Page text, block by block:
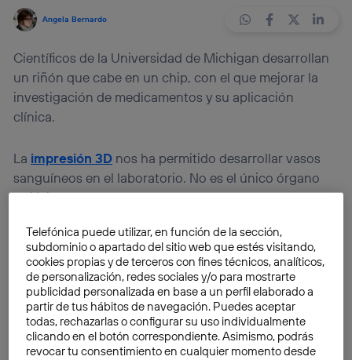
Angela Bernardo
Científicos de la Universidad de Michigan desarrollan
un riñón que cabe en un chip, con el que mejorar la
investigación de medicamentos y su aplicación
clínica.
La impresión 3D nos ha permitido desarrollar vasos
sanguíneos en el laboratorio. No es el único órgano
artificial que el ser humano ha logrado crear fuera del
fabricación de «minihígados«, que nos permiten soñar
con un futuro donde podamos generarórganos o
tejidos a la carta. Y aunque este objetivo está lejos de
convertirse en la realidad, las investigaciones tratan
de avanzar para mejorar los trasplantes y otras áreas
de la medicina.
Telefónica puede utilizar, en función de la sección,
subdominio o apartado del sitio web que estés visitando,
cookies propias y de terceros con fines técnicos, analíticos,
de personalización, redes sociales y/o para mostrarte
publicidad personalizada en base a un perfil elaborado a
partir de tus hábitos de navegación. Puedes aceptar
todas, rechazarlas o configurar su uso individualmente
clicando en el botón correspondiente. Asimismo, podrás
revocar tu consentimiento en cualquier momento desde